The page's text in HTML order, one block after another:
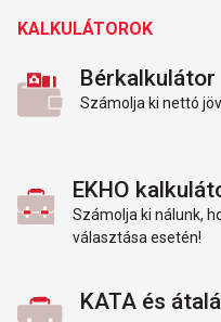
KALKULÁTOROK
Bérkalkulátor
Számolja ki nettó
EKHO
Számolja ki nálunk,
választása esetén!
KATA és